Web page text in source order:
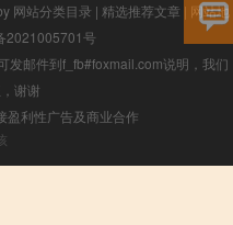
网站分类目录 | 精选推荐文章 | 网站地
2021005701号
发邮件到f_fb#foxmail.com说明，我们
谢谢
盈利性广告及商业合作